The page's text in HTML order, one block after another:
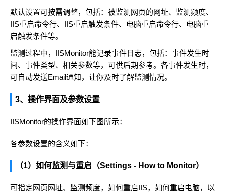
默认设置可按需调整，包括：被监测网页的网址、监测频度、
IIS重启命令行、IIS重启触发条件、电脑重启命令行、电脑重
启触发条件等。
监测过程中，IISMonitor能记录事件日志，包括：事件发生时
间、事件类型、相关参数等，可供后期参考。各事件发生时，
可自动发送Email通知，让你及时了解监测情况。
3、操作界面及参数设置
IISMonitor的操作界面如下图所示：
各参数设置的含义如下：
（1）如何监测与重启（Settings - How to Monitor）
可指定网页网址、监测频度，如何重启IIS，如何重启电脑，以